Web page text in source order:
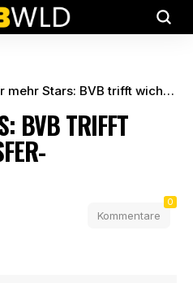
Stars: BVB trifft wichtige Transfer-Entscheidung
BVB TRIFFT
Kommentare
0